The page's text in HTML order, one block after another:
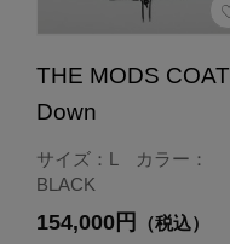
THE MODS COAT
Down
サイズ：L カラー：
BLACK
154,000円 （税込）